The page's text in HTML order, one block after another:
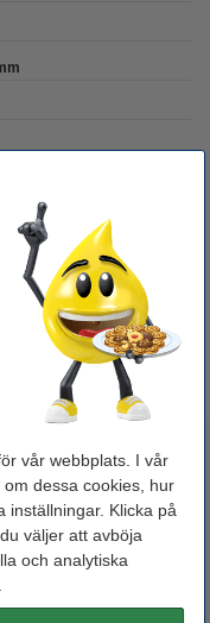
vår webbplats. I vår
om dessa cookies, hur
inställningar. Klicka på
väljer att avböja
och analytiska
V27A
16XL (T1636) BK/C/M/Y